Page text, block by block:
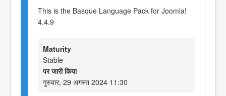
This is the Basque Language Pack for Joomla!
4.4.9
Maturity
Stable
पर जारी किया
गुरुवार, 29 अगस्त 2024 11:30